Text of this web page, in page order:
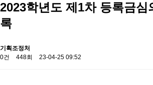
2023학년도 제1차 등록금심
록
기획조정처
0건
448회 23-04-25 09:52